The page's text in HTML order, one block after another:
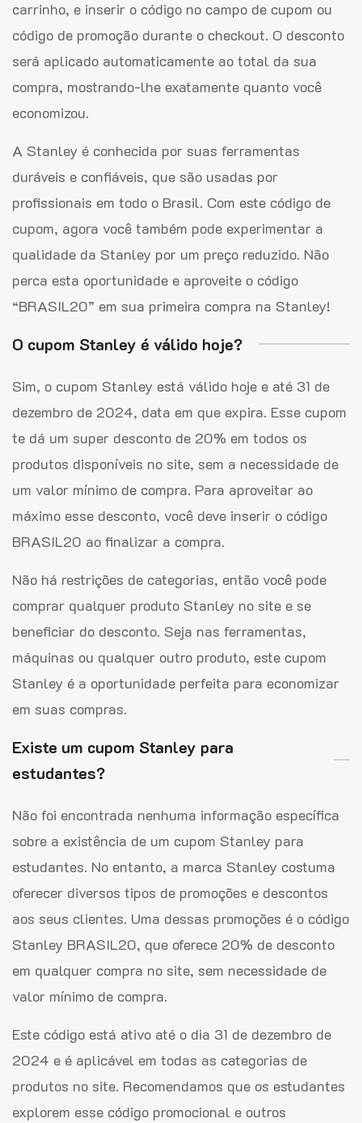
carrinho, e inserir o código no campo de cupom ou
código de promoção durante o checkout. O desconto
será aplicado automaticamente ao total da sua
compra, mostrando-lhe exatamente quanto você
economizou.
A Stanley é conhecida por suas ferramentas
duráveis e confiáveis, que são usadas por
profissionais em todo o Brasil. Com este código de
cupom, agora você também pode experimentar a
qualidade da Stanley por um preço reduzido. Não
perca esta oportunidade e aproveite o código
“BRASIL20” em sua primeira compra na Stanley!
O cupom Stanley é válido hoje?
Sim, o cupom Stanley está válido hoje e até 31 de
dezembro de 2024, data em que expira. Esse cupom
te dá um super desconto de 20% em todos os
produtos disponíveis no site, sem a necessidade de
um valor mínimo de compra. Para aproveitar ao
máximo esse desconto, você deve inserir o código
BRASIL20 ao finalizar a compra.
Não há restrições de categorias, então você pode
comprar qualquer produto Stanley no site e se
beneficiar do desconto. Seja nas ferramentas,
máquinas ou qualquer outro produto, este cupom
Stanley é a oportunidade perfeita para economizar
em suas compras.
Existe um cupom Stanley para
estudantes?
Não foi encontrada nenhuma informação específica
sobre a existência de um cupom Stanley para
estudantes. No entanto, a marca Stanley costuma
oferecer diversos tipos de promoções e descontos
aos seus clientes. Uma dessas promoções é o código
Stanley BRASIL20, que oferece 20% de desconto
em qualquer compra no site, sem necessidade de
valor mínimo de compra.
Este código está ativo até o dia 31 de dezembro de
2024 e é aplicável em todas as categorias de
produtos no site. Recomendamos que os estudantes
explorem esse código promocional e outros